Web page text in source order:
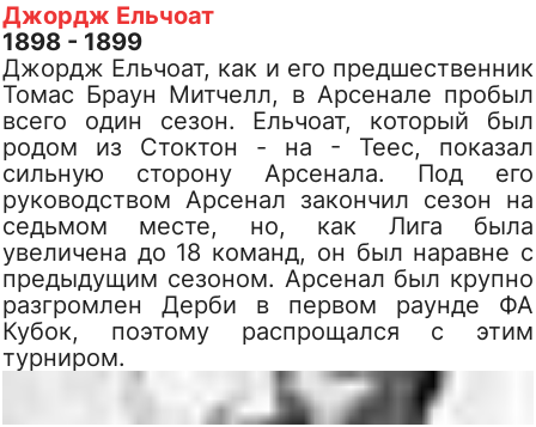
Джордж Ельчоат
1898 - 1899
Джордж Ельчоат, как и его предшественник
Томас Браун Митчелл, в Арсенале пробыл
всего один сезон. Ельчоат, который был
родом из Стоктон - на - Теес, показал
сильную сторону Арсенала. Под его
руководством Арсенал закончил сезон на
седьмом месте, но, как Лига была
увеличена до 18 команд, он был наравне с
предыдущим сезоном. Арсенал был крупно
разгромлен Дерби в первом раунде ФА
Кубок, поэтому распрощался с этим
турниром.